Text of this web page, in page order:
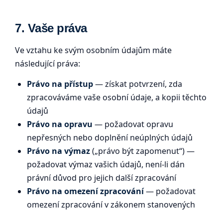
7. Vaše práva
Ve vztahu ke svým osobním údajům máte
následující práva:
Právo na přístup— získat potvrzení, zda
zpracováváme vaše osobní údaje, a kopii těchto
údajů
Právo na opravu — požadovat opravu
nepřesných nebo doplnění neúplných údajů
Právo na výmaz(„právo být zapomenut“) —
požadovat výmaz vašich údajů, není-li dán
právní důvod pro jejich další zpracování
Právo na omezení zpracování— požadovat
omezení zpracování v zákonem stanovených